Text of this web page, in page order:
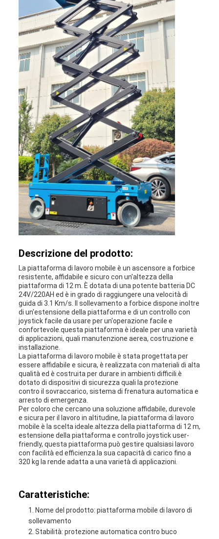
Descrizione del prodotto:
La piattaforma di lavoro mobile è un ascensore a forbice
resistente, affidabile e sicuro con un'altezza della
piattaforma di 12 m. È dotata di una potente batteria DC
24V/220AH ed è in grado di raggiungere una velocità di
guida di 3.1 Km/s. Il sollevamento a forbice dispone inoltre
di un'estensione della piattaforma e di un controllo con
joystick facile da usare per un'operazione facile e
confortevole.questa piattaforma è ideale per una varietà
di applicazioni, quali manutenzione aerea, costruzione e
installazione.
La piattaforma di lavoro mobile è stata progettata per
essere affidabile e sicura, è realizzata con materiali di alta
qualità ed è costruita per durare in ambienti difficili.è
dotato di dispositivi di sicurezza quali la protezione
contro il sovraccarico, sistema di frenatura automatica e
arresto di emergenza.
Per coloro che cercano una soluzione affidabile, durevole
e sicura per il lavoro in altitudine, la piattaforma di lavoro
mobile è la scelta ideale.altezza della piattaforma di 12 m,
estensione della piattaforma e controllo joystick user-
friendly, questa piattaforma può gestire qualsiasi lavoro
con facilità ed efficienza.la sua capacità di carico fino a
320 kg la rende adatta a una varietà di applicazioni.
Caratteristiche:
Nome del prodotto: piattaforma mobile di lavoro di
sollevamento
Stabilità: protezione automatica contro buco